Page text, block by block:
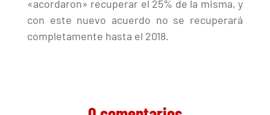
«acordaron» recuperar el 25% de la misma, y
con este nuevo acuerdo no se recuperará
completamente hasta el 2018.